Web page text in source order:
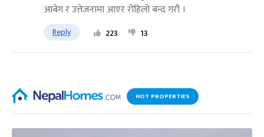
आबेग र उत्तेजनामा आएर रोहिलो बन्द गरौ ।
Reply 223 13
HOT PROPERTIES